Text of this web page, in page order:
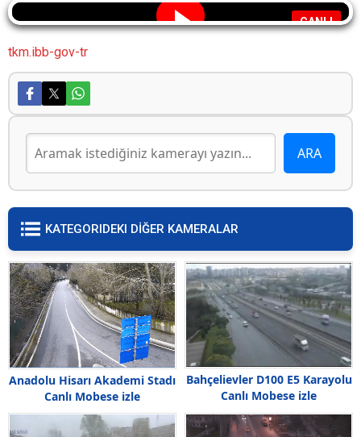
CANLI
tkm.ibb-gov-tr
KATEGORIDEKI DİĞER KAMERALAR
Anadolu Hisarı Akademi Stadı
Canlı Mobese izle
Bahçelievler D100 E5 Karayolu
Canlı Mobese izle